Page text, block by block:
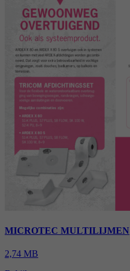
MICROTEC MULTILIJMEN
2,74 MB